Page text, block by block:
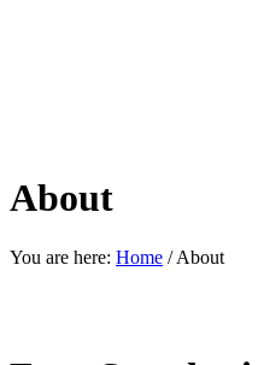
About
You are here: Home /About